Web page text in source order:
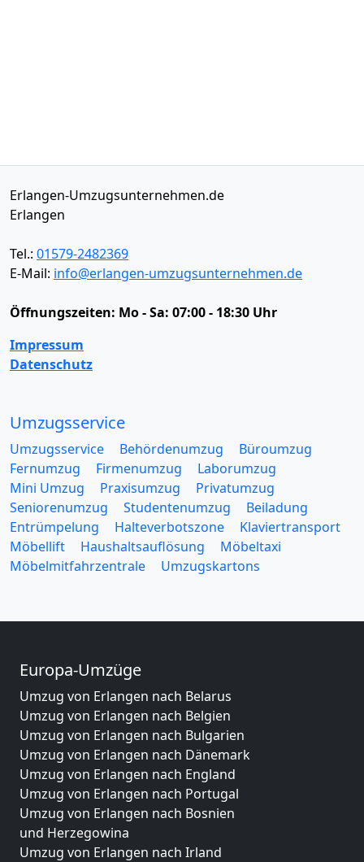
Erlangen-Umzugsunternehmen.de
Erlangen
Tel.: 01579-2482369
E-Mail: info@erlangen-umzugsunternehmen.de
Öffnungszeiten: Mo - Sa: 07:00 - 18:30 Uhr
Impressum
Datenschutz
Umzugsservice
Umzugsservice Behördenumzug
Büroumzug
Fernumzug
Firmenumzug
Laborumzug
Mini Umzug
Praxisumzug
Privatumzug
Seniorenumzug
Studentenumzug
Beiladung
Entrümpelung
Halteverbotszone
Klaviertransport
Möbellift
Haushaltsauflösung
Möbeltaxi
Möbelmitfahrzentrale
Umzugskartons
Europa-Umzüge
Umzug von Erlangen nach Belarus
Umzug von Erlangen nach Belgien
Umzug von Erlangen nach Bulgarien
Umzug von Erlangen nach Dänemark
Umzug von Erlangen nach England
Umzug von Erlangen nach Portugal
Umzug von Erlangen nach Bosnien
und Herzegowina
Umzug von Erlangen nach Irland